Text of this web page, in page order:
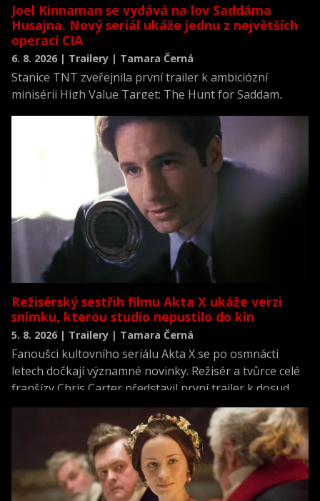
Joel Kinnaman se vydává na lov Saddáma
Husajna. Nový seriál ukáže jednu z největších
operací CIA
6. 8. 2026 | Trailery | Tamara Černá
Stanice TNT zveřejnila první trailer k ambiciózní
minisérii High Value Target: The Hunt for Saddam,
novodobých dějin.
Režisérský sestřih filmu Akta X ukáže verzi
snímku, kterou studio nepustilo do kin
5. 8. 2026 | Trailery | Tamara Černá
Fanoušci kultovního seriálu Akta X se po osmnácti
letech dočkají významné novinky. Režisér a tvůrce celé
franšízy Chris Carter představil první trailer k dosud
neviděné režisérské verzi filmu Akta X: Chci uvěřit.